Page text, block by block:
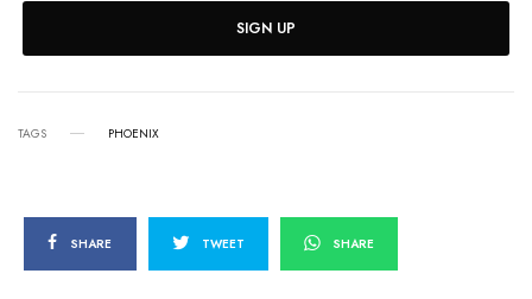
SIGN UP
TAGS PHOENIX
SHARE TWEET SHARE